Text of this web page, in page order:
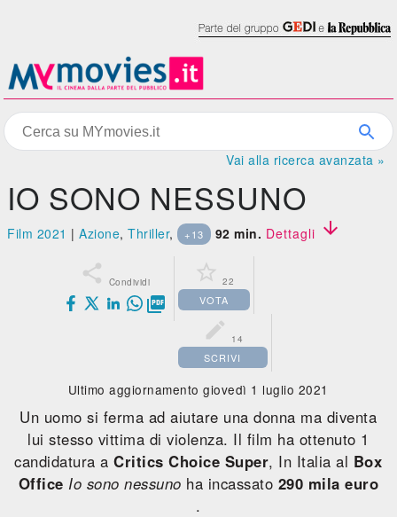
Vai alla ricerca avanzata »
IO SONO NESSUNO
Film 2021 |Azione,Thriller, +13 92 min. Dettagli 
 Condividi

 22
VOTA
 14
SCRIVI
Ultimo aggiornamento giovedì 1 luglio 2021
Un uomo si ferma ad aiutare una donna ma diventa
lui stesso vittima di violenza. Il film ha ottenuto 1
candidatura aCritics Choice Super, In Italia al Box
Office Io sono nessuno ha incassato 290 mila euro
.